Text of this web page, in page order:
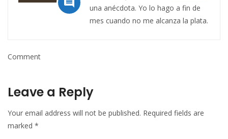

una anécdota. Yo lo hago a fin de
mes cuando no me alcanza la plata.
Comment
Leave a Reply
Your email address will not be published. Required fields are
marked *